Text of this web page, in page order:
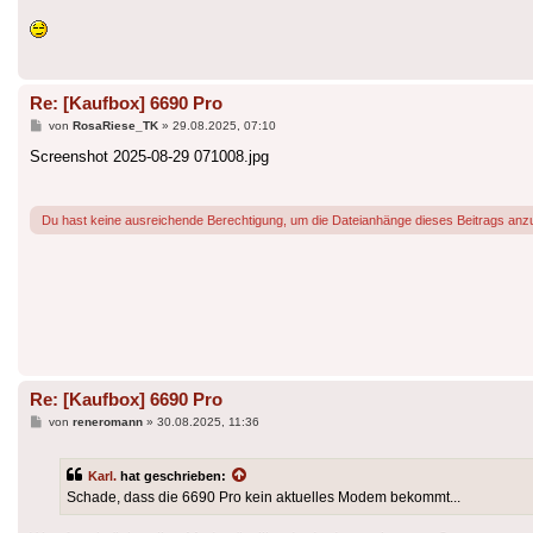
Re: [Kaufbox] 6690 Pro
Beitrag
von RosaRiese_TK» 29.08.2025, 07:10
Screenshot 2025-08-29 071008.jpg
Du hast keine ausreichende Berechtigung, um die Dateianhänge dieses Beitrags
Re: [Kaufbox] 6690 Pro
Beitrag
von reneromann» 30.08.2025, 11:36
Karl. hat geschrieben:
Schade, dass die 6690 Pro kein aktuelles Modem bekommt...